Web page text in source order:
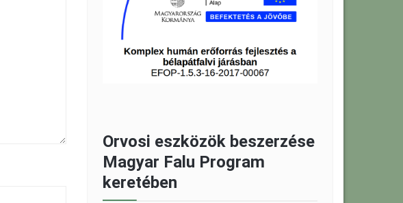
Orvosi eszközök beszerzése
Magyar Falu Program
keretében